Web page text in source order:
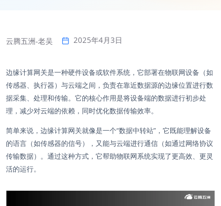
云腾五洲-老吴 2025年4月3日
边缘计算网关是一种硬件设备或软件系统，它部署在物联网设备（如
传感器、执行器）与云端之间，负责在靠近数据源的边缘位置进行数
据采集、处理和传输。它的核心作用是将设备端的数据进行初步处
理，减少对云端的依赖，同时优化数据传输效率。
简单来说，边缘计算网关就像是一个“数据中转站”，它既能理解设备
的语言（如传感器的信号），又能与云端进行通信（如通过网络协议
传输数据）。通过这种方式，它帮助物联网系统实现了更高效、更灵
活的运行。